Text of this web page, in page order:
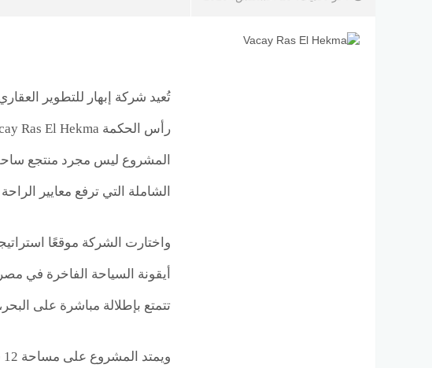
تُعيد شركة إبهار للتطوير
المشروع ليس مجرد منتجع
الشاملة التي ترفع معايير
أيقونة السياحة الفاخرة في
تتمتع بإطلالة مباشرة على